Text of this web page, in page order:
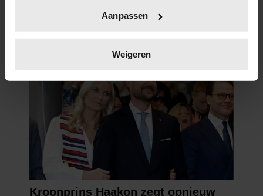
scannen op specifieke eigenschappen (fingerprinting)
verwerkt en stel uw voorkeuren in het
intrekken in de Cookieverklaring.
We gebruiken cookies om content en advertenties te
personaliseren, om functies voor social media te bieden
en om ons websiteverkeer te analyseren. Ook delen we
informatie over uw gebruik van onze site met onze
partners voor social media, adverteren en analyse. Deze
partners kunnen deze gegevens combineren met andere
informatie die u aan ze heeft verstrekt of die ze hebben
Aanpassen
Weigeren